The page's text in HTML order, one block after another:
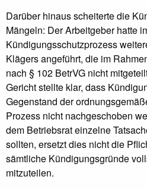
Darüber hinaus scheiterte die
Mängeln: Der Arbeitgeber hatte
Kündigungsschutzprozess
Klägers angeführt, die im
nach § 102 BetrVG nicht
Gericht stellte klar, dass
Gegenstand der
Prozess nicht nachgeschoben
dem Betriebsrat einzelne
sollten, ersetzt dies nicht die
sämtliche Kündigungsgründe
mitzuteilen.